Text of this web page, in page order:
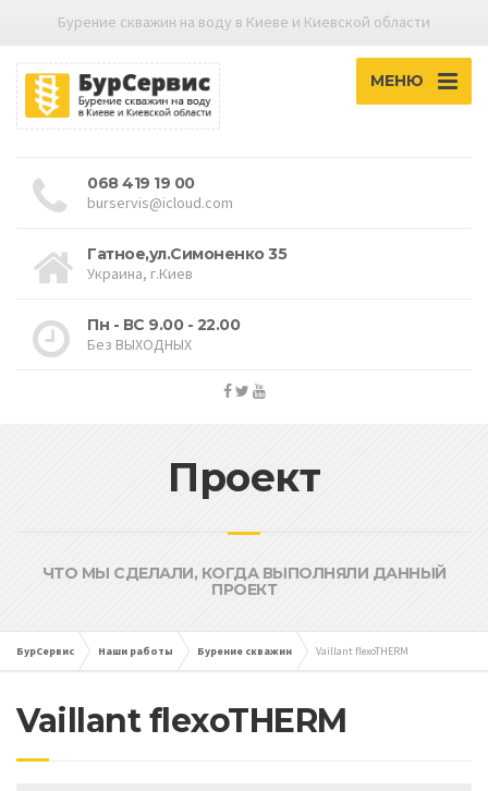
Бурение скважин на воду в Киеве и Киевской области
МЕНЮ
068 419 19 00
burservis@icloud.com
Гатное,ул.Симоненко 35
Украина, г.Киев
Пн - ВС 9.00 - 22.00
Без ВЫХОДНЫХ
Проект
ЧТО МЫ СДЕЛАЛИ, КОГДА ВЫПОЛНЯЛИ ДАННЫЙ
ПРОЕКТ
БурСервис Наши работы Бурение скважин Vaillant flexoTHERM
Vaillant flexoTHERM